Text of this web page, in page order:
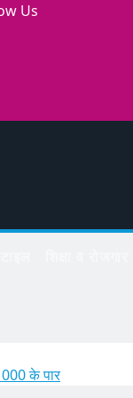
Us
के पार